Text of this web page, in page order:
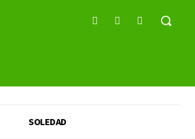
SOLEDAD